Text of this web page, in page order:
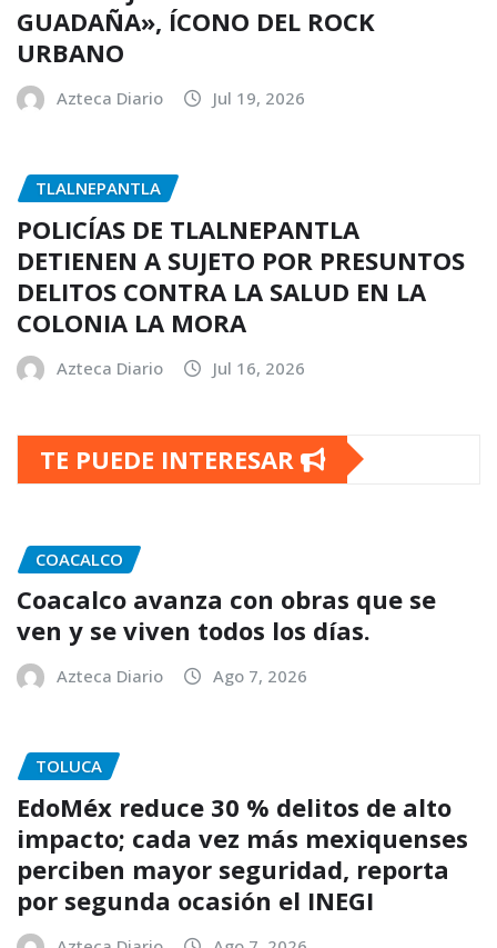
GUADAÑA», ÍCONO DEL ROCK
URBANO
Azteca Diario Jul 19, 2026
TLALNEPANTLA
POLICÍAS DE TLALNEPANTLA
DETIENEN A SUJETO POR PRESUNTOS
DELITOS CONTRA LA SALUD EN LA
COLONIA LA MORA
Azteca Diario Jul 16, 2026
TE PUEDE INTERESAR
COACALCO
Coacalco avanza con obras que se
ven y se viven todos los días.
Azteca Diario Ago 7, 2026
TOLUCA
EdoMéx reduce 30 % delitos de alto
impacto; cada vez más mexiquenses
perciben mayor seguridad, reporta
por segunda ocasión el INEGI